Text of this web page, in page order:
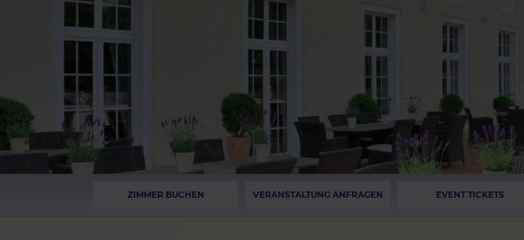
ZIMMER BUCHEN VERANSTALTUNG ANFRAGEN EVENT TICKETS